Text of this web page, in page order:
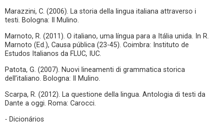
Marazzini, C. (2006). La storia della lingua italiana attraverso i
testi. Bologna: Il Mulino.
Marnoto, R. (2011). O italiano, uma língua para a Itália unida. In R.
Marnoto (Ed.), Causa pública (23-45). Coimbra: Instituto de
Estudos Italianos da FLUC, IUC.
Patota, G. (2007). Nuovi lineamenti di grammatica storica
dell’italiano. Bologna: Il Mulino.
Scarpa, R. (2012). La questione della lingua. Antologia di testi da
Dante a oggi. Roma: Carocci.
- Dicionários